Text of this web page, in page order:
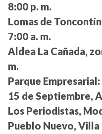
8:00 p. m.
Lomas de
7:00 a. m.
Aldea La Cañada,
m.
Parque Empresarial:
15 de Septiembre,
Los Periodistas,
Pueblo Nuevo, Villa